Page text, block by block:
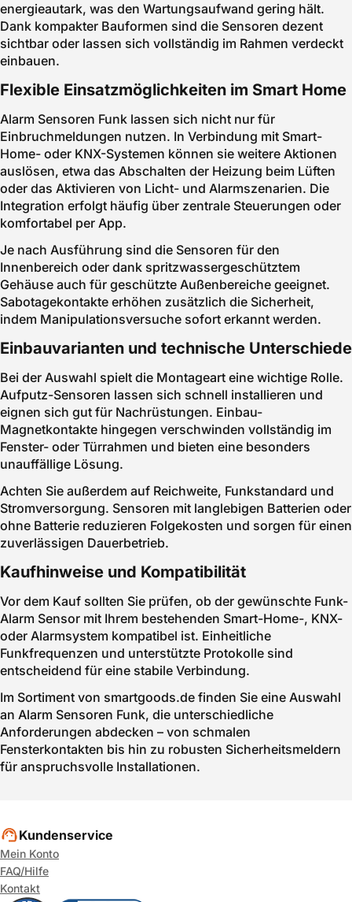
energieautark, was den Wartungsaufwand gering hält.
Dank kompakter Bauformen sind die Sensoren dezent
sichtbar oder lassen sich vollständig im Rahmen verdeckt
einbauen.
Flexible Einsatzmöglichkeiten im Smart Home
Alarm Sensoren Funk lassen sich nicht nur für
Einbruchmeldungen nutzen. In Verbindung mit Smart-
Home- oder KNX-Systemen können sie weitere Aktionen
auslösen, etwa das Abschalten der Heizung beim Lüften
oder das Aktivieren von Licht- und Alarmszenarien. Die
Integration erfolgt häufig über zentrale Steuerungen oder
komfortabel per App.
Je nach Ausführung sind die Sensoren für den
Innenbereich oder dank spritzwassergeschütztem
Gehäuse auch für geschützte Außenbereiche geeignet.
Sabotagekontakte erhöhen zusätzlich die Sicherheit,
indem Manipulationsversuche sofort erkannt werden.
Einbauvarianten und technische Unterschiede
Bei der Auswahl spielt die Montageart eine wichtige Rolle.
Aufputz-Sensoren lassen sich schnell installieren und
eignen sich gut für Nachrüstungen. Einbau-
Magnetkontakte hingegen verschwinden vollständig im
Fenster- oder Türrahmen und bieten eine besonders
unauffällige Lösung.
Achten Sie außerdem auf Reichweite, Funkstandard und
Stromversorgung. Sensoren mit langlebigen Batterien oder
ohne Batterie reduzieren Folgekosten und sorgen für einen
zuverlässigen Dauerbetrieb.
Kaufhinweise und Kompatibilität
Vor dem Kauf sollten Sie prüfen, ob der gewünschte Funk-
Alarm Sensor mit Ihrem bestehenden Smart-Home-, KNX-
oder Alarmsystem kompatibel ist. Einheitliche
Funkfrequenzen und unterstützte Protokolle sind
entscheidend für eine stabile Verbindung.
Im Sortiment von smartgoods.de finden Sie eine Auswahl
an Alarm Sensoren Funk, die unterschiedliche
Anforderungen abdecken – von schmalen
Fensterkontakten bis hin zu robusten Sicherheitsmeldern
für anspruchsvolle Installationen.
Kundenservice
Mein Konto
FAQ/Hilfe
Kontakt